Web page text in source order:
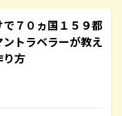
７０ヵ国１５９都
トラベラーが教え
り方